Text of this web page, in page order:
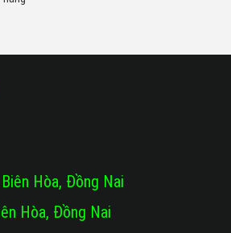
Hòa, Đồng Nai
Hòa, Đồng Nai